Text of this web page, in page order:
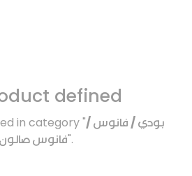
defined
in category "بودي / فانوس /
فانوس صالون".